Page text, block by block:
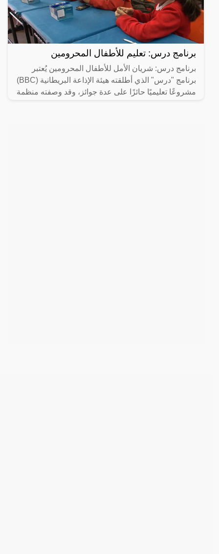
برنامج درس: تعليم للأطفال المحرومين
برنامج درس: شريان الأمل للأطفال المحرومين يُعتبر
برنامج "درس" الذي أطلقته هيئة الإذاعة البريطانية (BBC)
مشروعًا تعليميًا حائزًا على عدة جوائز، وقد وصفته منظمة